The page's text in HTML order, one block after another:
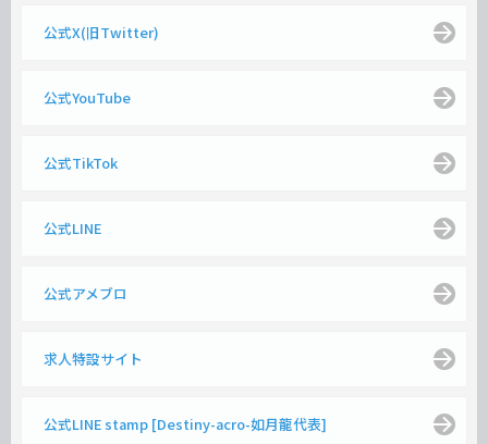
公式X(旧Twitter)
公式YouTube
公式TikTok
公式LINE
公式アメブロ
求人特設サイト
公式LINE stamp [Destiny-acro-如月龍代表]